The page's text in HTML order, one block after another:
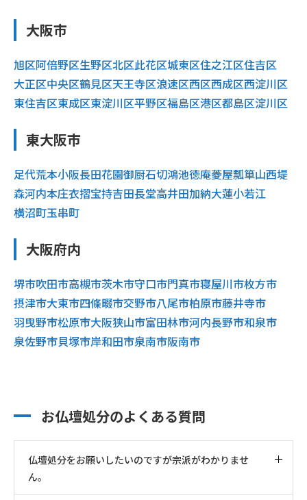
大阪市
旭区阿倍野区生野区北区此花区城東区住之江区住吉区
大正区中央区鶴見区天王寺区浪速区西区西成区西淀川区
東住吉区東成区東淀川区平野区福島区港区都島区淀川区
東大阪市
足代荒本小阪長田花園御厨石切鴻池徳庵菱屋瓢箪山西堤
森河内本庄衣摺宝持吉田長堂高井田加納大蓮小若江
横沼町玉串町
大阪府内
堺市吹田市高槻市茨木市守口市門真市寝屋川市枚方市
摂津市大東市四條畷市交野市八尾市柏原市藤井寺市
羽曳野市松原市大阪狭山市富田林市河内長野市和泉市
泉佐野市貝塚市岸和田市泉南市阪南市
お仏壇処分のよくある質問
仏壇処分をお願いしたいのですが宗派がわかりませ
ん。